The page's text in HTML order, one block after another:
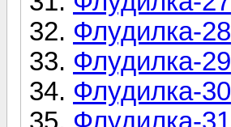
Флудилка-28
Флудилка-29
Флудилка-30
Флудилка-31